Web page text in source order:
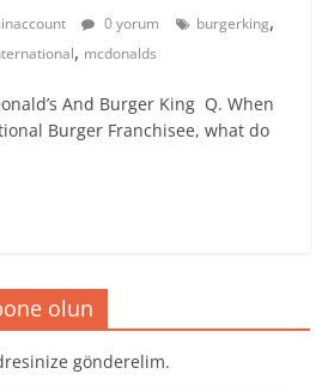
0 yorum burgerking,
, mcdonalds
And Burger King ​ Q. When
Burger Franchisee, what do
olun
gönderelim.